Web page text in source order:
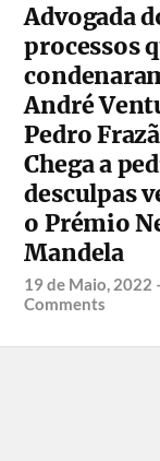
Advogada
processos
André
Pedro
Chega a
desculpas
o Prémio
Mandela
19 de Maio, 2022
Comments